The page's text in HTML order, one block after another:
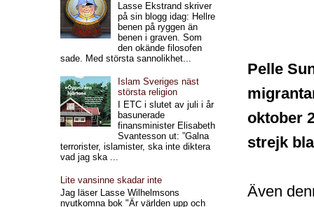
Pelle
oktober
strejk
Även
Lasse Ekstrand skriver
på sin blogg idag: Hellre
benen på ryggen än
benen i graven. Som
den okände filosofen
sade. Med största sannolikhet...
Islam Sveriges näst
största religion
I ETC i slutet av juli i år
basunerade
finansminister Elisabeth
Svantesson ut: ”Galna
terrorister, islamister, ska inte diktera
vad jag ska ...
Lite vansinne skadar inte
Jag läser Lasse Wilhelmsons
nyutkomna bok "Är världen upp och